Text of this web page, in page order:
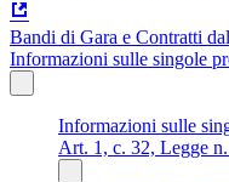
Bandi di Gara e Contratti
Informazioni sulle singole
Informazioni sulle
Art. 1, c. 32, Legge